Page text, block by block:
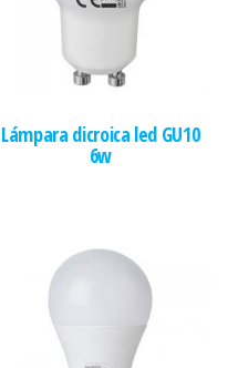
Lámpara dicroica led GU10
6w